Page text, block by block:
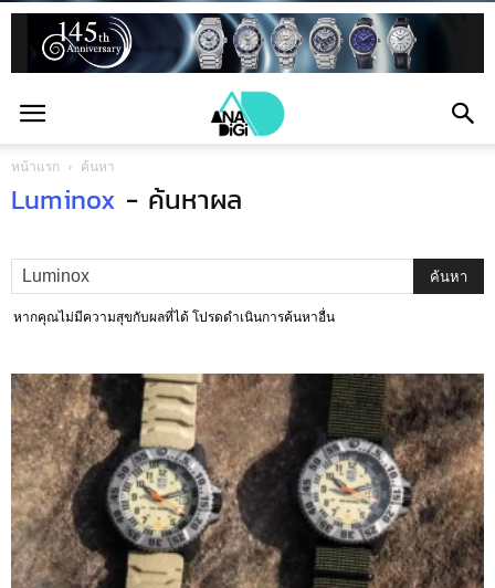
หน้าแรก ค้นหา
Luminox - ค้นหาผล
หากคุณไม่มีความสุขกับผลที่ได้ โปรดดำเนินการค้นหาอื่น